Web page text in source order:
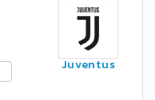
Juventus